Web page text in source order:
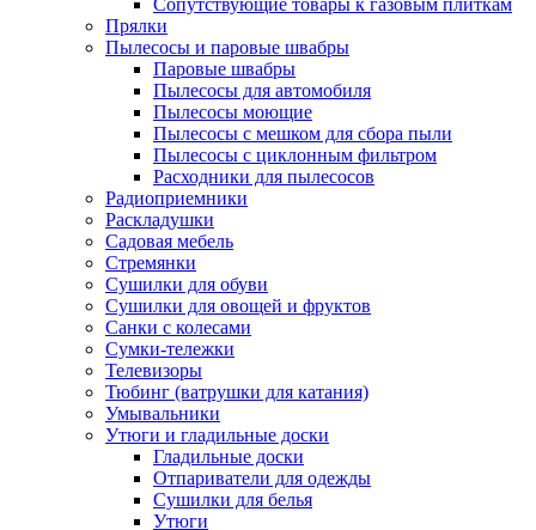
Сопутствующие товары к газовым плиткам
Прялки
Пылесосы и паровые швабры
Паровые швабры
Пылесосы для автомобиля
Пылесосы моющие
Пылесосы с мешком для сбора пыли
Пылесосы с циклонным фильтром
Расходники для пылесосов
Радиоприемники
Раскладушки
Садовая мебель
Стремянки
Сушилки для обуви
Сушилки для овощей и фруктов
Санки с колесами
Сумки-тележки
Телевизоры
Тюбинг (ватрушки для катания)
Умывальники
Утюги и гладильные доски
Гладильные доски
Отпариватели для одежды
Сушилки для белья
Утюги